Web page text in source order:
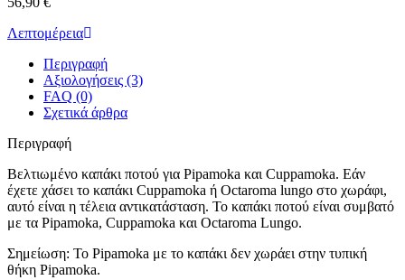
Λεπτομέρεια
Περιγραφή
Αξιολογήσεις (3)
FAQ (0)
Σχετικά άρθρα
Περιγραφή
Βελτιωμένο καπάκι ποτού για Pipamoka και Cuppamoka. Εάν
έχετε χάσει το καπάκι Cuppamoka ή Octaroma lungo στο χωράφι,
αυτό είναι η τέλεια αντικατάσταση. Το καπάκι ποτού είναι συμβατό
με τα Pipamoka, Cuppamoka και Octaroma Lungo.
Σημείωση: Το Pipamoka με το καπάκι δεν χωράει στην τυπική
θήκη Pipamoka.